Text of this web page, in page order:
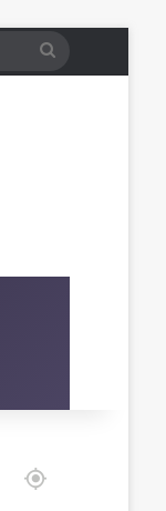
Pretraži